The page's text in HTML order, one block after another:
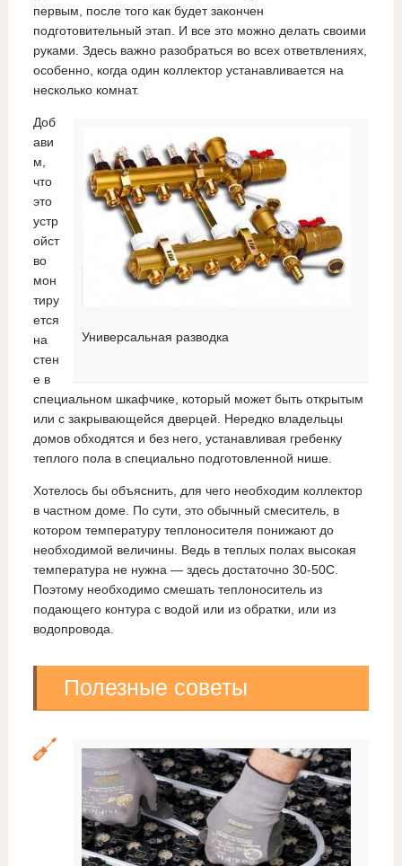
первым, после того как будет закончен
подготовительный этап. И все это можно делать своими
руками. Здесь важно разобраться во всех ответвлениях,
особенно, когда один коллектор устанавливается на
несколько комнат.
Универсальная разводка
Доб
ави
м,
что
это
устр
ойст
во
мон
тиру
ется
на
стен
е в
специальном шкафчике, который может быть открытым
или с закрывающейся дверцей. Нередко владельцы
домов обходятся и без него, устанавливая гребенку
теплого пола в специально подготовленной нише.
Хотелось бы объяснить, для чего необходим коллектор
в частном доме. По сути, это обычный смеситель, в
котором температуру теплоносителя понижают до
необходимой величины. Ведь в теплых полах высокая
температура не нужна — здесь достаточно 30-50С.
Поэтому необходимо смешать теплоноситель из
подающего контура с водой или из обратки, или из
водопровода.
Полезные советы